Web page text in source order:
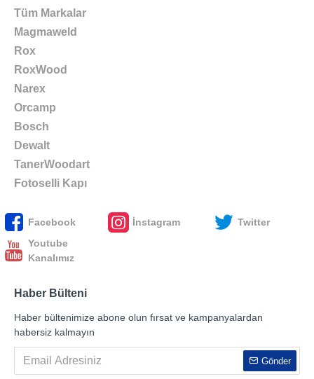
Tüm Markalar
Magmaweld
Rox
RoxWood
Narex
Orcamp
Bosch
Dewalt
TanerWoodart
Fotoselli Kapı
Facebook İnstagram
Twitter
Youtube
Kanalımız
Haber Bülteni
Haber bültenimize abone olun fırsat ve kampanyalardan
habersiz kalmayın
Gönder